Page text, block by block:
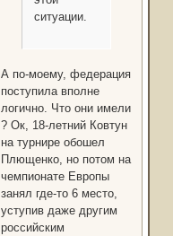
ситуации.
А по-моему, федерация
поступила вполне
логично. Что они имели
? Ок, 18-летний Ковтун
на турнире обошел
Плющенко, но потом на
чемпионате Европы
занял где-то 6 место,
уступив даже другим
российским